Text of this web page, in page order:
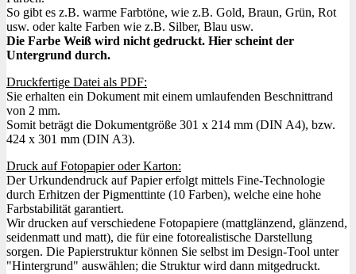
So gibt es z.B. warme Farbtöne, wie z.B. Gold, Braun, Grün, Rot
usw. oder kalte Farben wie z.B. Silber, Blau usw.
Die Farbe Weiß wird nicht gedruckt. Hier scheint der
Untergrund durch.
Druckfertige Datei als PDF:
Sie erhalten ein Dokument mit einem umlaufenden Beschnittrand
von 2 mm.
Somit beträgt die Dokumentgröße 301 x 214 mm (DIN A4), bzw.
424 x 301 mm (DIN A3).
Druck auf Fotopapier oder Karton:
Der Urkundendruck auf Papier erfolgt mittels Fine-Technologie
durch Erhitzen der Pigmenttinte (10 Farben), welche eine hohe
Farbstabilität garantiert.
Wir drucken auf verschiedene Fotopapiere (mattglänzend, glänzend,
seidenmatt und matt), die für eine fotorealistische Darstellung
sorgen. Die Papierstruktur können Sie selbst im Design-Tool unter
"Hintergrund" auswählen; die Struktur wird dann mitgedruckt.